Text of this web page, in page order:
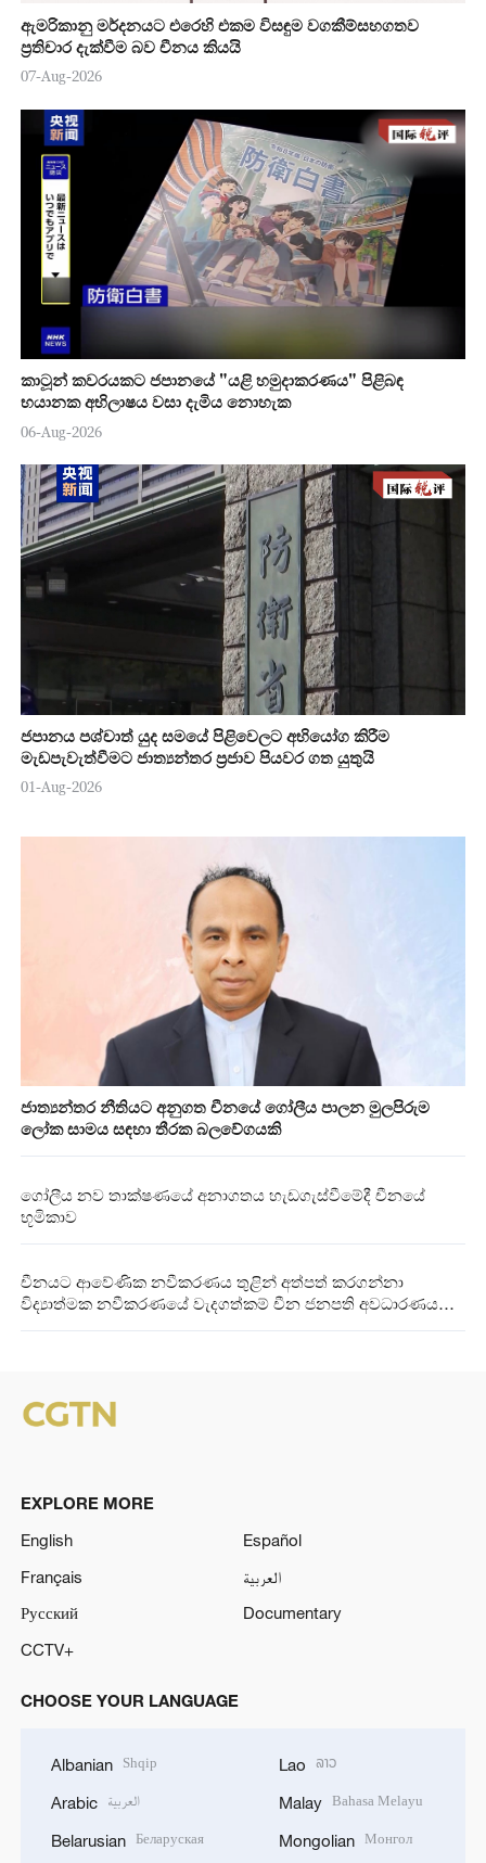
ඇමරිකානු මර්දනයට එරෙහි එකම විසඳුම වගකීම්සහගතව
ප්‍රතිචාර දැක්වීම බව චීනය කියයි
07-Aug-2026
කාටූන් කවරයකට ජපානයේ "යළි හමුදාකරණය" පිළිබඳ
භයානක අභිලාෂය වසා දැමිය නොහැක
06-Aug-2026
ජපානය පශ්චාත් යුද සමයේ පිළිවෙලට අභියෝග කිරීම
මැඩපැවැත්වීමට ජාත්‍යන්තර ප්‍රජාව පියවර ගත යුතුයි
01-Aug-2026
ජාත්‍යන්තර නීතියට අනුගත චීනයේ ගෝලීය පාලන මුලපිරුම
ලෝක සාමය සඳහා තීරක බලවේගයකි
ගෝලීය නව තාක්ෂණයේ අනාගතය හැඩගැස්වීමේදී චීනයේ
භූමිකාව
චීනයට ආවේණික නවීකරණය තුළින් අත්පත් කරගන්නා
විද්‍යාත්මක නවීකරණයේ වැදගත්කම් චීන ජනපති අවධාරණය
EXPLORE MORE
English
Español
Français
العربية
Русский
Documentary
CCTV+
CHOOSE YOUR LANGUAGE
Albanian Shqip
Arabic العربية
Belarusian Беларуская
Lao ລາວ
Malay Bahasa Melayu
Mongolian Монгол